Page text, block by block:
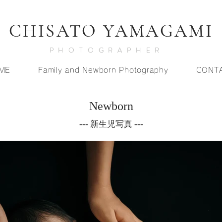
​CHISATO YAMAGAMI
PHOTOGRAPHER
Family and Newborn Photography
​Newborn
--- 新生児写真 ---